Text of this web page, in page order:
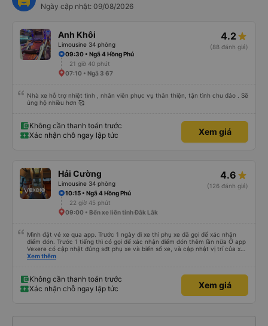
Ngày cập nhật: 09/08/2026
Anh Khôi
Limousine 34 phòng
4.2
(88 đánh giá)
09:30 • Ngã 4 Hồng Phú
21 giờ 40 phút
07:10 • Ngã 3 67
Nhà xe hỗ trợ nhiệt tình , nhân viên phục vụ thân thiện, tận tình chu đáo . Sẽ
ủng hộ nhiều hơn 🥰
Không cần thanh toán trước
Xác nhận chỗ ngay lập tức
Xem giá
Hải Cường
Limousine 34 phòng
4.6
(126 đánh giá)
10:15 • Ngã 4 Hồng Phú
22 giờ 45 phút
09:00 • Bến xe liên tỉnh Đắk Lắk
Mình đặt vé xe qua app. Trước 1 ngày đi xe thì phụ xe đã gọi để xác nhận
điểm đón. Trước 1 tiếng thì có gọi để xác nhận điểm đón thêm lần nữa Ở app
Vexere có cập nhật đúng sđt phụ xe và biển số xe, và cập nhật vị trí của xe
nữa. Ăn cơm tối là 50k/ người. Chỗ nằm thoải mái, có nước, ổ cắm sạc đầy
Xem thêm
Không cần thanh toán trước
Xác nhận chỗ ngay lập tức
Xem giá